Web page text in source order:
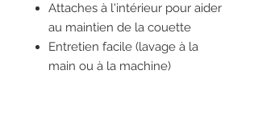
Attaches à l'intérieur pour aider
au maintien de la couette
Entretien facile (lavage à la
main ou à la machine)